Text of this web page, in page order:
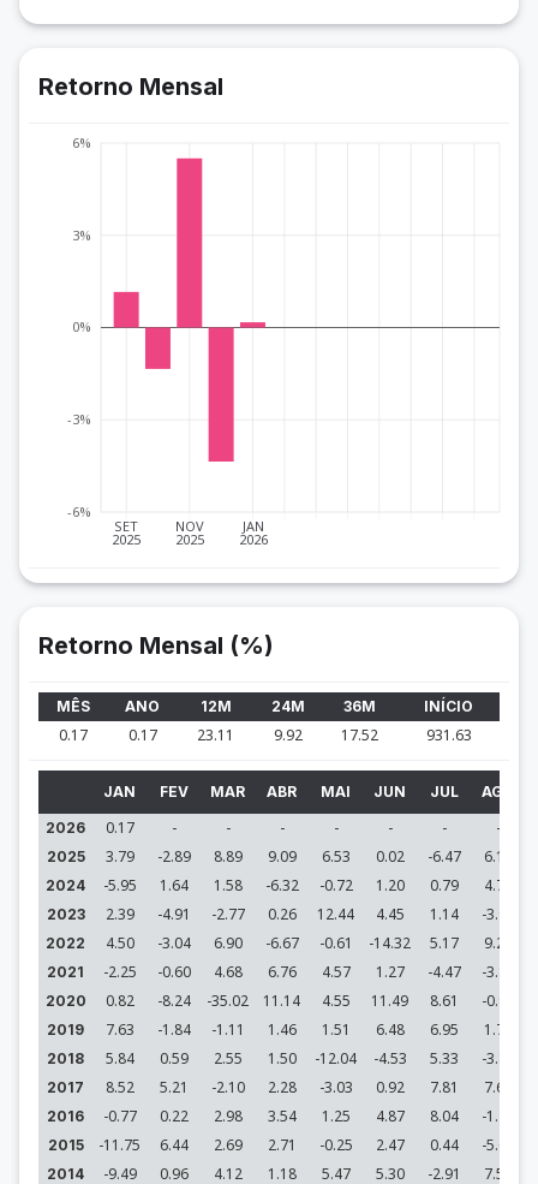
Retorno Mensal
SET
2025
NOV
2025
JAN
2026
-6%
-3%
0%
3%
6%
Retorno Mensal (%)
MÊS ANO 12M 24M 36M INÍCIO
0.17 0.17 23.11 9.92 17.52 931.63
JAN FEV MAR ABR MAI JUN JUL AGO
2026
0.17 - - - - - - -
2025 3.79 -2.89 8.89 9.09 6.53 0.02 -6.47 6.15
2024 -5.95 1.64 1.58 -6.32 -0.72 1.20 0.79 4.71
2023 2.39 -4.91 -2.77 0.26 12.44 4.45 1.14 -3.96
2022 4.50 -3.04 6.90 -6.67 -0.61 -14.32 5.17 9.28
2021 -2.25 -0.60 4.68 6.76 4.57 1.27 -4.47 -3.87
2020 0.82 -8.24 -35.02 11.14 4.55 11.49 8.61 -0.90
2019 7.63 -1.84 -1.11 1.46 1.51 6.48 6.95 1.73
2018 5.84 0.59 2.55 1.50 -12.04 -4.53 5.33 -3.81
2017 8.52 5.21 -2.10 2.28 -3.03 0.92 7.81 7.68
2016 -0.77 0.22 2.98 3.54 1.25 4.87 8.04 -1.71
2015 -11.75 6.44 2.69 2.71 -0.25 2.47 0.44 -5.09
2014 -9.49 0.96 4.12 1.18 5.47 5.30 -2.91 7.58